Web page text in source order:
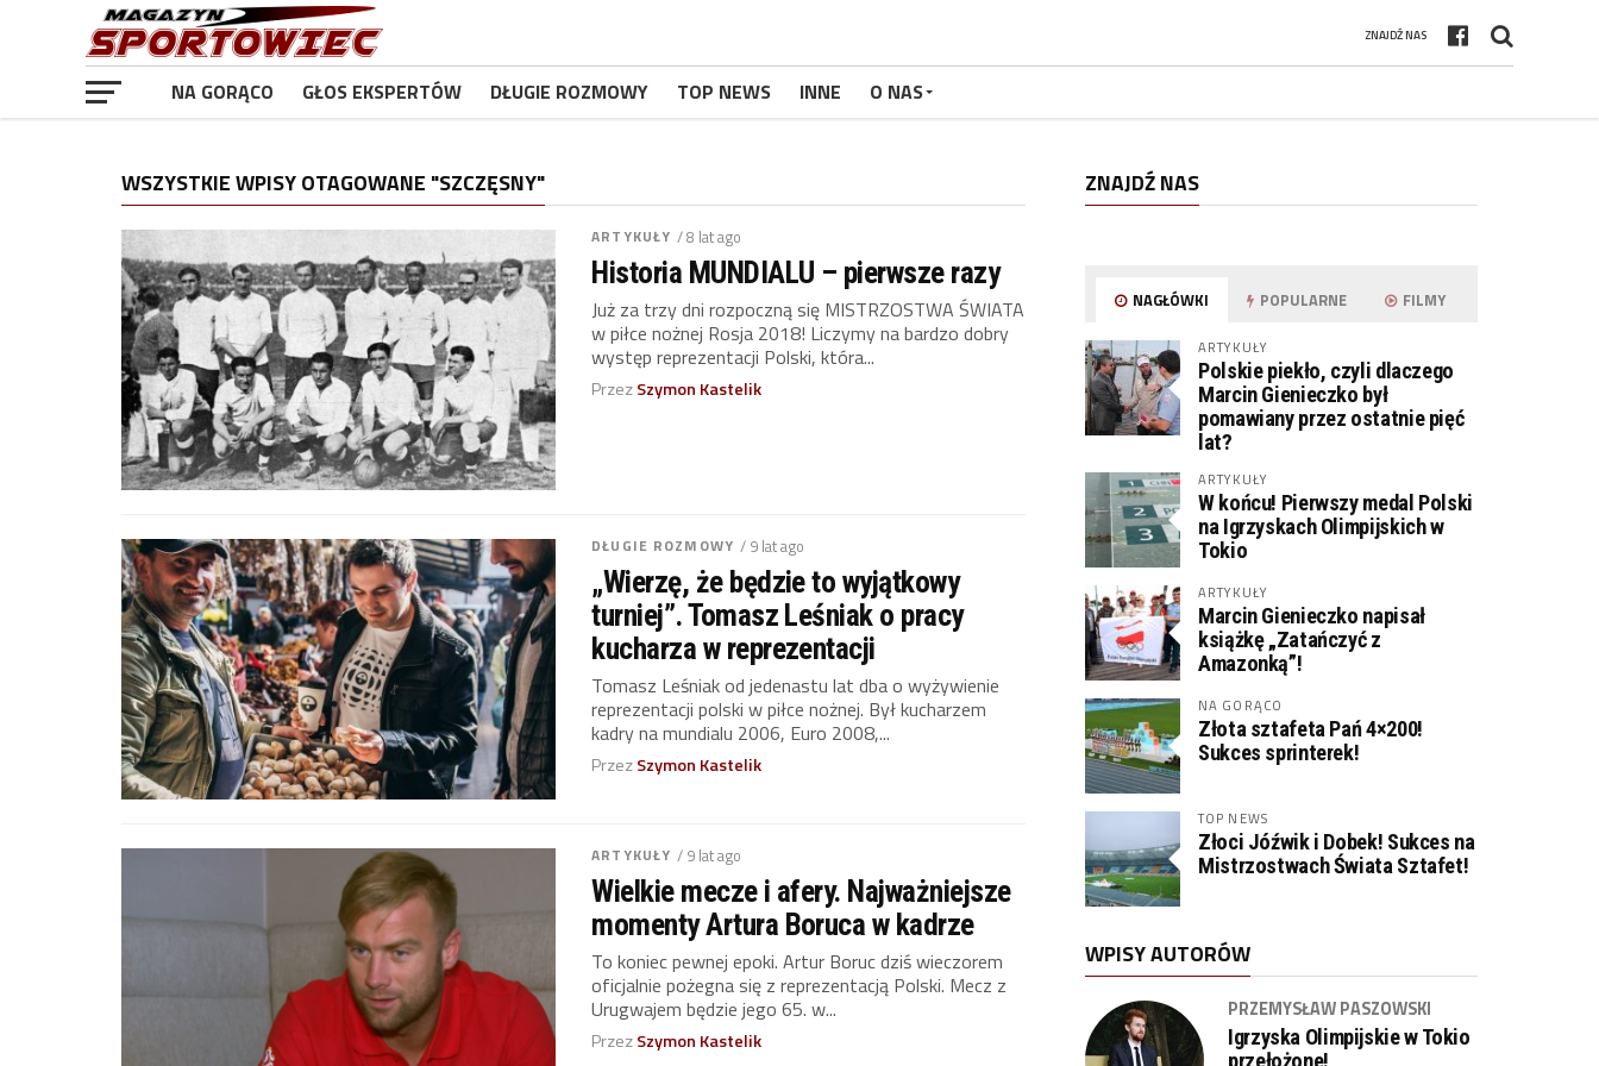
ZNAJDŹ NAS
NA GORĄCO GŁOS EKSPERTÓW DŁUGIE ROZMOWY TOP NEWS INNE O NAS
WSZYSTKIE WPISY OTAGOWANE "SZCZĘSNY"
ARTYKUŁY / 8 lat ago
Historia MUNDIALU – pierwsze razy
Już za trzy dni rozpoczną się MISTRZOSTWA ŚWIATA
w piłce nożnej Rosja 2018! Liczymy na bardzo dobry
występ reprezentacji Polski, która...
PrzezSzymon Kastelik
DŁUGIE ROZMOWY / 9 lat ago
„Wierzę, że będzie to wyjątkowy
turniej”. Tomasz Leśniak o pracy
kucharza w reprezentacji
Tomasz Leśniak od jedenastu lat dba o wyżywienie
reprezentacji polski w piłce nożnej. Był kucharzem
kadry na mundialu 2006, Euro 2008,...
PrzezSzymon Kastelik
ARTYKUŁY / 9 lat ago
Wielkie mecze i afery. Najważniejsze
momenty Artura Boruca w kadrze
To koniec pewnej epoki. Artur Boruc dziś wieczorem
oficjalnie pożegna się z reprezentacją Polski. Mecz z
Urugwajem będzie jego 65. w...
PrzezSzymon Kastelik
ZNAJDŹ NAS
NAGŁÓWKI POPULARNE FILMY
ARTYKUŁY
Polskie piekło, czyli dlaczego
Marcin Gienieczko był
pomawiany przez ostatnie pięć
lat?
ARTYKUŁY
W końcu! Pierwszy medal Polski
na Igrzyskach Olimpijskich w
Tokio
ARTYKUŁY
Marcin Gienieczko napisał
książkę „Zatańczyć z
Amazonką”!
NA GORĄCO
Złota sztafeta Pań 4×200!
Sukces sprinterek!
TOP NEWS
Złoci Jóźwik i Dobek! Sukces na
Mistrzostwach Świata Sztafet!
WPISY AUTORÓW
PRZEMYSŁAW PASZOWSKI
Igrzyska Olimpijskie w Tokio
przełożone!